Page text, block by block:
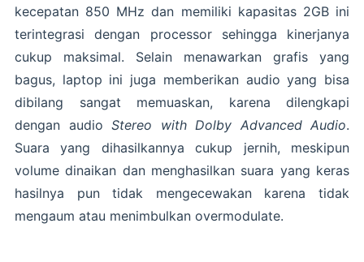
kecepatan 850 MHz dan memiliki kapasitas 2GB ini
terintegrasi dengan processor sehingga kinerjanya
cukup maksimal. Selain menawarkan grafis yang
bagus, laptop ini juga memberikan audio yang bisa
dibilang sangat memuaskan, karena dilengkapi
dengan audio Stereo with Dolby Advanced Audio.
Suara yang dihasilkannya cukup jernih, meskipun
volume dinaikan dan menghasilkan suara yang keras
hasilnya pun tidak mengecewakan karena tidak
mengaum atau menimbulkan overmodulate.